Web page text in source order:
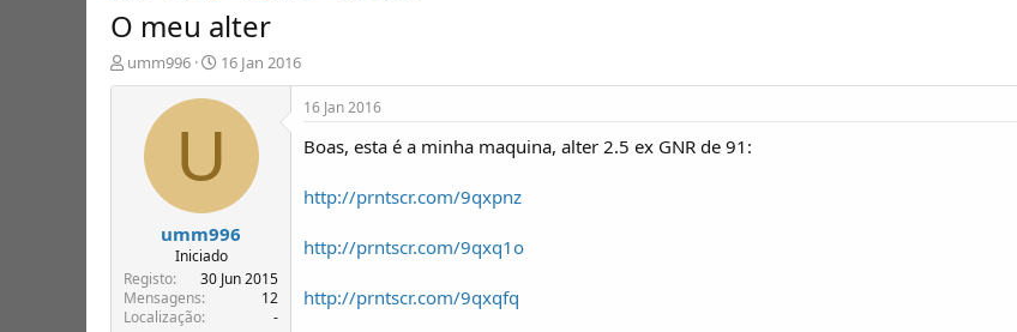
O meu alter
I
n
e
T
ó
umm996
D
a
t
e
n
í
c
i
16 Jan 2016
U
umm996
Iniciado
Registo
30 Jun 2015
Mensagens
12
Localização
-
16 Jan 2016
Boas, esta é a minha maquina, alter 2.5 ex GNR de 91:
http://prntscr.com/9qxpnz
http://prntscr.com/9qxq1o
http://prntscr.com/9qxqfq